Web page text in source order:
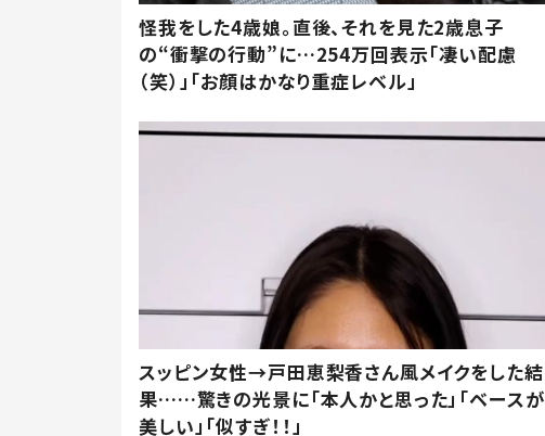
怪我をした4歳娘。直後、それを見た2歳息子
の“衝撃の行動”に…254万回表示「凄い配慮
（笑）」「お顔はかなり重症レベル」
スッピン女性→戸田恵梨香さん風メイクをした結
果……驚きの光景に「本人かと思った」「ベースが
美しい」「似すぎ！！」